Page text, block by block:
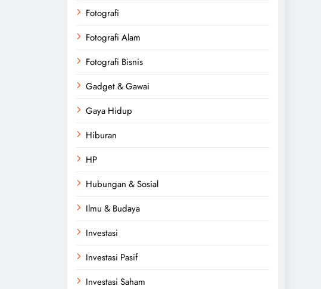
Fotografi
Fotografi Alam
Fotografi Bisnis
Gadget & Gawai
Gaya Hidup
Hiburan
HP
Hubungan & Sosial
Ilmu & Budaya
Investasi
Investasi Pasif
Investasi Saham